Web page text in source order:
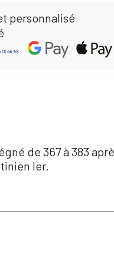
personnalisé
de 367 à 383
Ier.